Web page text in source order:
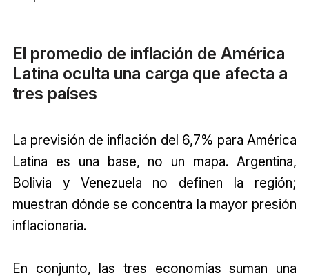
El promedio de inflación de América
Latina oculta una carga que afecta a
tres países
La previsión de inflación del 6,7% para América
Latina es una base, no un mapa. Argentina,
Bolivia y Venezuela no definen la región;
muestran dónde se concentra la mayor presión
inflacionaria.
En conjunto, las tres economías suman una